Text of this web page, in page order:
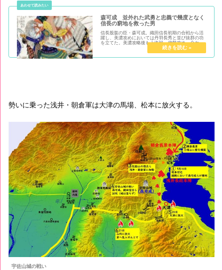
森可成 並外れた武勇と忠義で幾度となく
信長の窮地を救った男
信長股肱の臣・森可成。織田信長初期の合戦から活
躍し、美濃攻めにおいては丹羽長秀と並び抜群の功
を立てた。美濃攻略後も上洛戦、伊勢攻め、金ケ
崎・手筒山の合戦、姉川合戦と主要な戦いには必ず
参陣している。森長可や蘭丸の父として有名な武将
であるが、その詳細を記す記事は少ない。今回はそ
勢いに乗った浅井・朝倉軍は大津の馬場、松本に放火する。
宇佐山城の戦い